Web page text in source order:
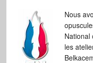
Nous
les